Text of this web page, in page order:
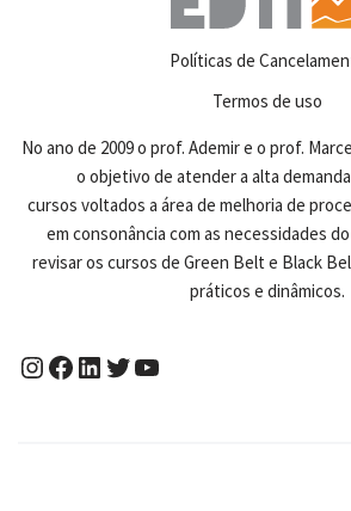
Políticas de
Termos de uso
No ano de 2009 o prof. Ademir e o prof.
o objetivo de atender a alta
cursos voltados a área de melhoria de
em consonância com as necessidades
revisar os cursos de Green Belt e Black
práticos e dinâmicos.